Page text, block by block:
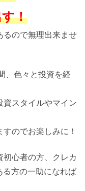
！
るので無理出来ませ
、色々と投資を経
資スタイルやマイン
のでお楽しみに！
心者の方、クレカ
方の一助になれば